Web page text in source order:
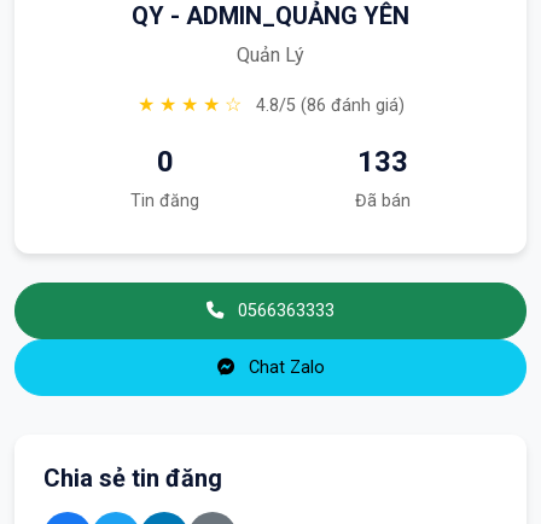
QY - ADMIN_QUẢNG YÊN
Quản Lý
★ ★ ★ ★ ☆ 4.8/5 (86 đánh giá)
0
Tin đăng
133
Đã bán
0566363333
Chat Zalo
Chia sẻ tin đăng